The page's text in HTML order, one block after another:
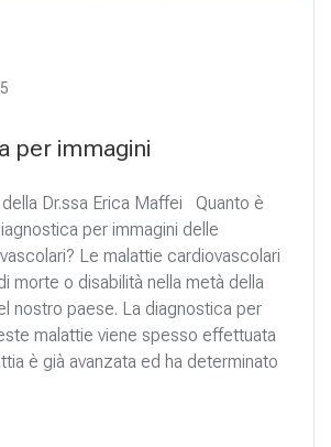
per immagini
Dr.ssa Erica Maffei Quanto è
per immagini delle
Le malattie cardiovascolari
morte o disabilità nella metà della
nostro paese. La diagnostica per
malattie viene spesso effettuata
è già avanzata ed ha determinato